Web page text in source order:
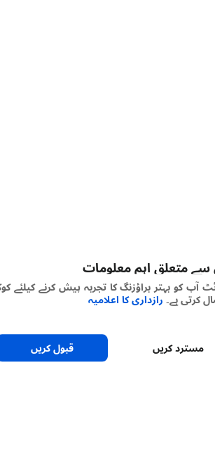
اہم معلومات
بہتر براؤزنگ کا تجربہ پیش کرنے کیلئے کوکیز
ہے۔رازداری کا اعلامیہ
کریں قبول کریں